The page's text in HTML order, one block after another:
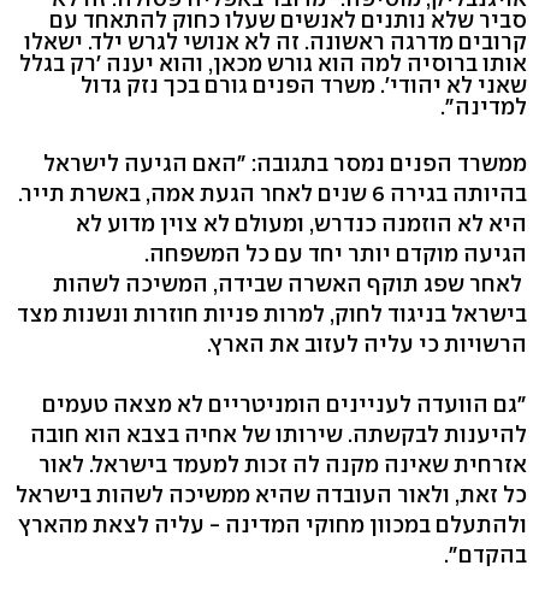
סביר שלא נותנים לאנשים שעלו כחוק להתאחד עם
קרובים מדרגה ראשונה. זה לא אנושי לגרש ילד. ישאלו
אותו ברוסיה למה הוא גורש מכאן, והוא יענה 'רק בגלל
שאני לא יהודי'. משרד הפנים גורם בכך נזק גדול
למדינה".
ממשרד הפנים נמסר בתגובה: "האם הגיעה לישראל
בהיותה בגירה 6 שנים לאחר הגעת אמה, באשרת תייר.
היא לא הוזמנה כנדרש, ומעולם לא צוין מדוע לא
הגיעה מוקדם יותר יחד עם כל המשפחה.
לאחר שפג תוקף האשרה שבידה, המשיכה לשהות
בישראל בניגוד לחוק, למרות פניות חוזרות ונשנות מצד
הרשויות כי עליה לעזוב את הארץ.
"גם הוועדה לעניינים הומניטריים לא מצאה טעמים
להיענות לבקשתה. שירותו של אחיה בצבא הוא חובה
אזרחית שאינה מקנה לה זכות למעמד בישראל. לאור
כל זאת, ולאור העובדה שהיא ממשיכה לשהות בישראל
ולהתעלם במכוון מחוקי המדינה - עליה לצאת מהארץ
בהקדם".